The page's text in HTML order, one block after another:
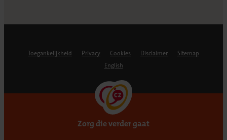
Toegankelijkheid Privacy Cookies Disclaimer
Sitemap
English
Zorg die verder gaat